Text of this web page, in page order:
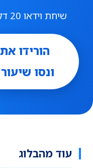
שיחת וידאו 20 דק׳ אחד על אחד בזום
הורידו
ונסו
עוד מהבלוג